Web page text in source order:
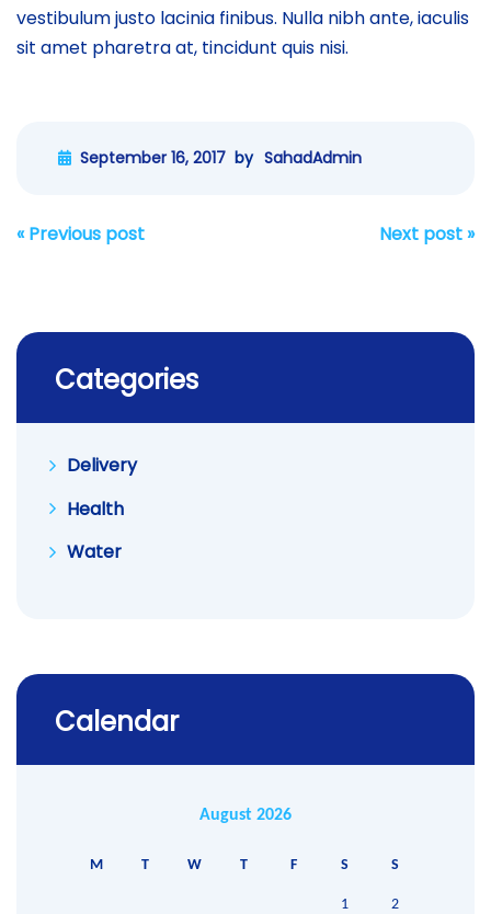
vestibulum justo lacinia finibus. Nulla nibh ante, iaculis
sit amet pharetra at, tincidunt quis nisi.
September 16, 2017 by SahadAdmin
Post
«Previous post Next post»
Categories
Delivery
Health
Water
Calendar
August 2026
M T W T F S S
1 2